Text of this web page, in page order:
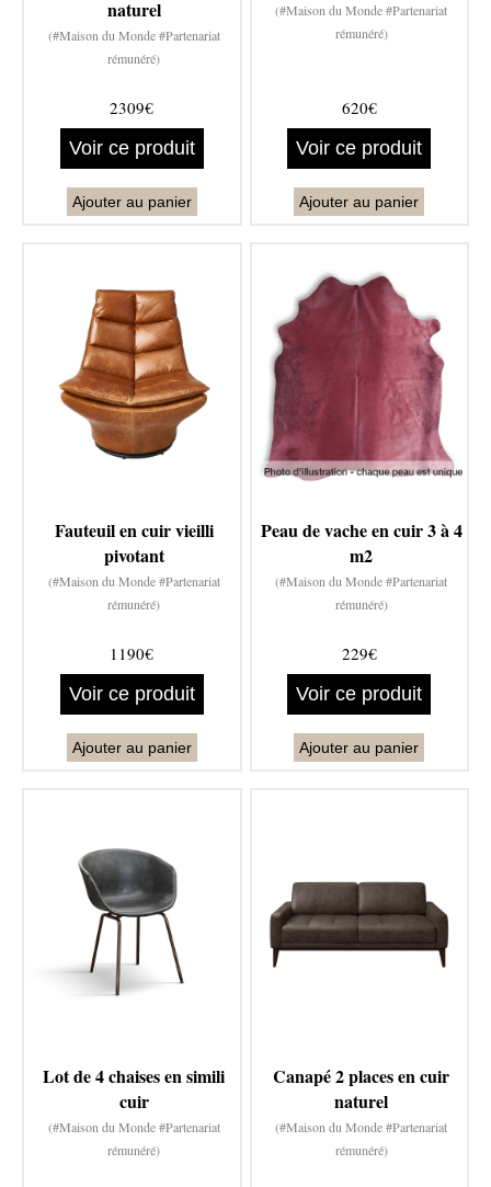
naturel
(#Maison du Monde #Partenariat
rémunéré)
2309€
Voir ce produit
Ajouter au panier
(#Maison du Monde #Partenariat
rémunéré)
620€
Voir ce produit
Ajouter au panier
Fauteuil en cuir vieilli
pivotant
(#Maison du Monde #Partenariat
rémunéré)
1190€
Voir ce produit
Ajouter au panier
Peau de vache en cuir 3 à 4
m2
(#Maison du Monde #Partenariat
rémunéré)
229€
Voir ce produit
Ajouter au panier
Lot de 4 chaises en simili
cuir
(#Maison du Monde #Partenariat
rémunéré)
Canapé 2 places en cuir
naturel
(#Maison du Monde #Partenariat
rémunéré)